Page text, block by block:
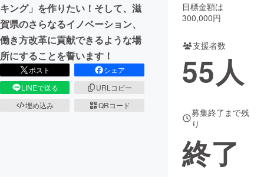
CAMPFIRE for Social Good
CAMPFIRE Creation
CAMPFIREふるさと納税
コミュニティ
キング」を作りたい！そして、滋
賀県のさらなるイノベーション、
働き方改革に貢献できるような場
所にすることを誓います！
ポスト
シェア
LINEで送る
URLコピー
埋め込み
QRコード
目標金額は
300,000円
支援者数
55人
募集終了まで残
り
終了